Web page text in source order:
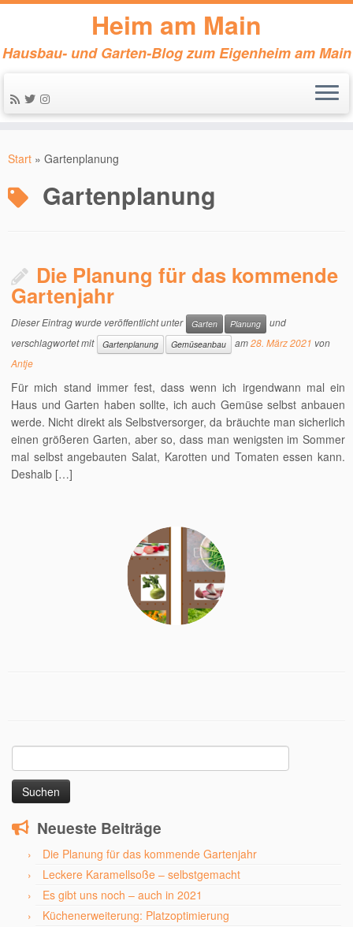
Inhalt
Heim am Main
Hausbau- und Garten-Blog zum Eigenheim am Main
Start » Gartenplanung
Gartenplanung
Die Planung für das kommende
Gartenjahr
Dieser Eintrag wurde veröffentlicht unter Garten Planung
und
verschlagwortet mit
Gartenplanung Gemüseanbau am28. März 2021 von
Antje
Für mich stand immer fest, dass wenn ich irgendwann mal ein
Haus und Garten haben sollte, ich auch Gemüse selbst anbauen
werde. Nicht direkt als Selbstversorger, da bräuchte man sicherlich
einen größeren Garten, aber so, dass man wenigsten im Sommer
mal selbst angebauten Salat, Karotten und Tomaten essen kann.
Deshalb […]
nach:
Neueste Beiträge
Die Planung für das kommende Gartenjahr
Leckere Karamellsoße – selbstgemacht
Es gibt uns noch – auch in 2021
Küchenerweiterung: Platzoptimierung